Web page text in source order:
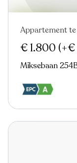
Appartement
€ 1.800 (+€
Miksebaan